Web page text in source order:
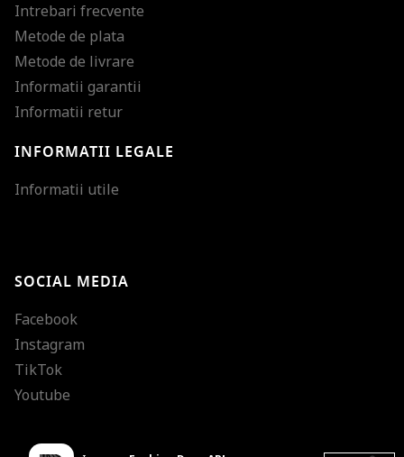
Intrebari frecvente
Metode de plata
Metode de livrare
Informatii garantii
Informatii retur
INFORMATII LEGALE
Informatii utile
SOCIAL MEDIA
Facebook
Instagram
TikTok
Youtube